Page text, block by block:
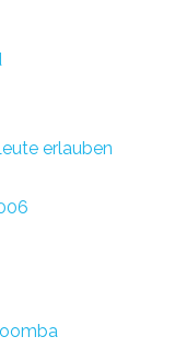
erlauben